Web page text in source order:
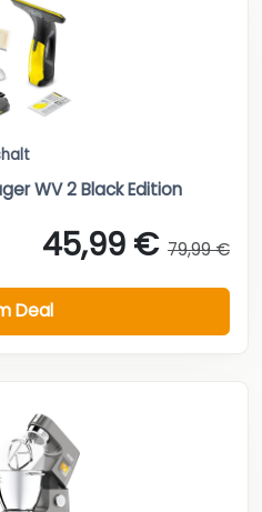
WV 2 Black Edition
45,99 € 79,99 €
Deal